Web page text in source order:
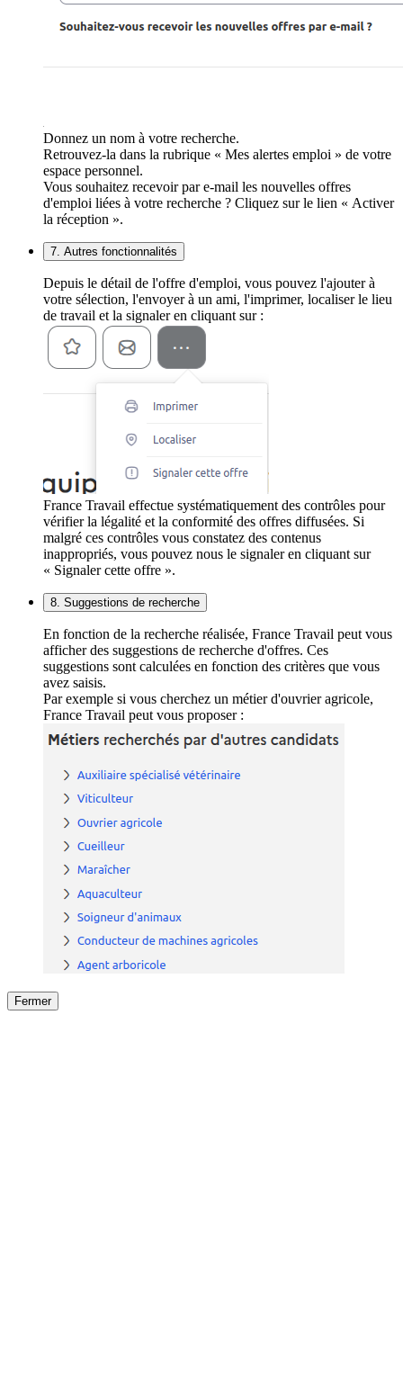
Donnez un nom à votre recherche.
Retrouvez-la dans la rubrique « Mes alertes emploi » de votre
espace personnel.
Vous souhaitez recevoir par e-mail les nouvelles offres
d'emploi liées à votre recherche ? Cliquez sur le lien « Activer
la réception ».
7. Autres fonctionnalités
Depuis le détail de l'offre d'emploi, vous pouvez l'ajouter à
votre sélection, l'envoyer à un ami, l'imprimer, localiser le lieu
de travail et la signaler en cliquant sur :
France Travail effectue systématiquement des contrôles pour
vérifier la légalité et la conformité des offres diffusées. Si
malgré ces contrôles vous constatez des contenus
inappropriés, vous pouvez nous le signaler en cliquant sur
« Signaler cette offre ».
8. Suggestions de recherche
En fonction de la recherche réalisée, France Travail peut vous
afficher des suggestions de recherche d'offres. Ces
suggestions sont calculées en fonction des critères que vous
avez saisis.
Par exemple si vous cherchez un métier d'ouvrier agricole,
France Travail peut vous proposer :
Fermer